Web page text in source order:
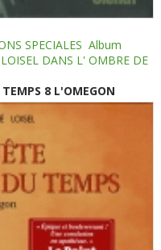
SPECIALES Album
LOISEL DANS L' OMBRE DE
8 L'OMEGON